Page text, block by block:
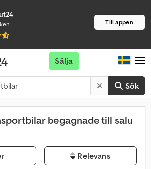
Till appen
Sök
Sälja
begagnade till salu
Relevans